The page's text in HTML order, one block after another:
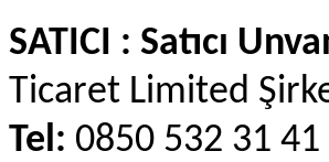
SATICI : Satıcı
Ticaret Limited
Tel: 0850 532 31 41